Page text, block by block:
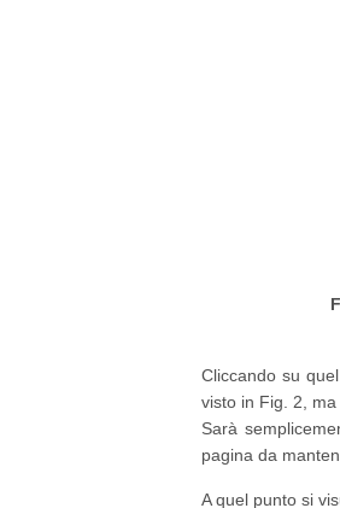
Cliccando su
visto in Fig. 2,
Sarà
pagina da
A quel punto si